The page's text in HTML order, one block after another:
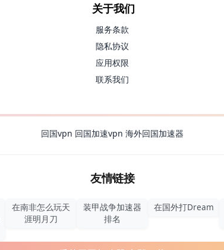
关于我们
服务条款
隐私协议
应用权限
联系我们
回国vpn 回国加速vpn 海外回国加速器
友情链接
在南非怎么玩天
涯明月刀
装甲战争加速器
排名
在国外打Dream